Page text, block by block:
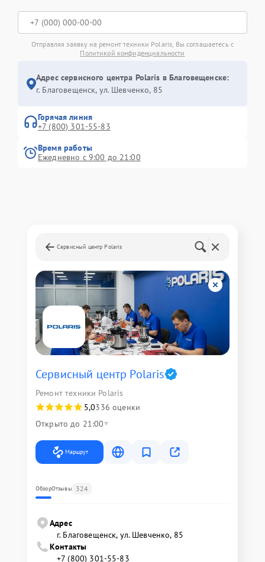
Отправляя заявку на ремонт техники Polaris, Вы соглашаетесь с
Политикой конфиденциальности
Адрес сервисного центра Polaris в Благовещенске:
г. Благовещенск, ул. Шевченко, 85
Горячая линия
+7 (800) 301-55-83
Время работы
Ежедневно с 9:00 до 21:00
Сервисный центр Polaris
Сервисный центр Polaris
Ремонт техники Polaris
5,0336 оценки
Открыто до 21:00
Маршрут
ОбзорОтзывы 324
Адрес
г. Благовещенск, ул. Шевченко, 85
Контакты
+7 (800) 301-55-83